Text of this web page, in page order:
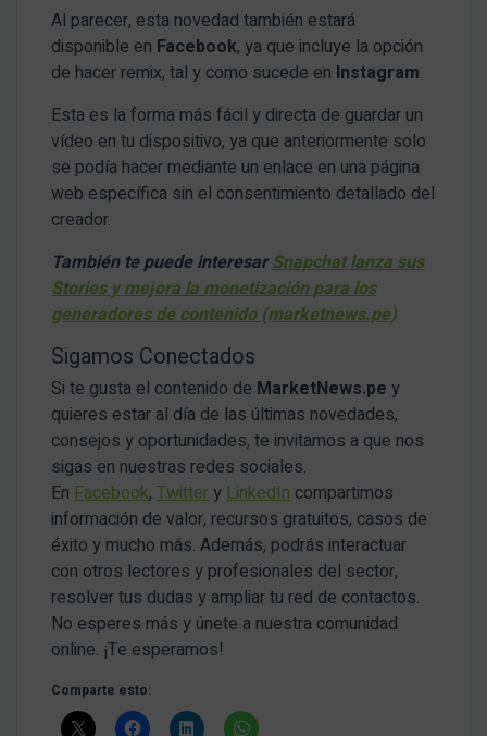
Al parecer, esta novedad también estará
disponible en Facebook, ya que incluye la opción
de hacer remix, tal y como sucede en Instagram.
Esta es la forma más fácil y directa de guardar un
vídeo en tu dispositivo, ya que anteriormente solo
se podía hacer mediante un enlace en una página
web específica sin el consentimiento detallado del
creador.
También te puede interesarSnapchat lanza sus
Stories y mejora la monetización para los
generadores de contenido (marketnews.pe)
Sigamos Conectados
Si te gusta el contenido de MarketNews.pe y
quieres estar al día de las últimas novedades,
consejos y oportunidades, te invitamos a que nos
sigas en nuestras redes sociales.
En Facebook,Twitter y LinkedIn compartimos
información de valor, recursos gratuitos, casos de
éxito y mucho más. Además, podrás interactuar
con otros lectores y profesionales del sector,
resolver tus dudas y ampliar tu red de contactos.
No esperes más y únete a nuestra comunidad
online. ¡Te esperamos!
Comparte esto: